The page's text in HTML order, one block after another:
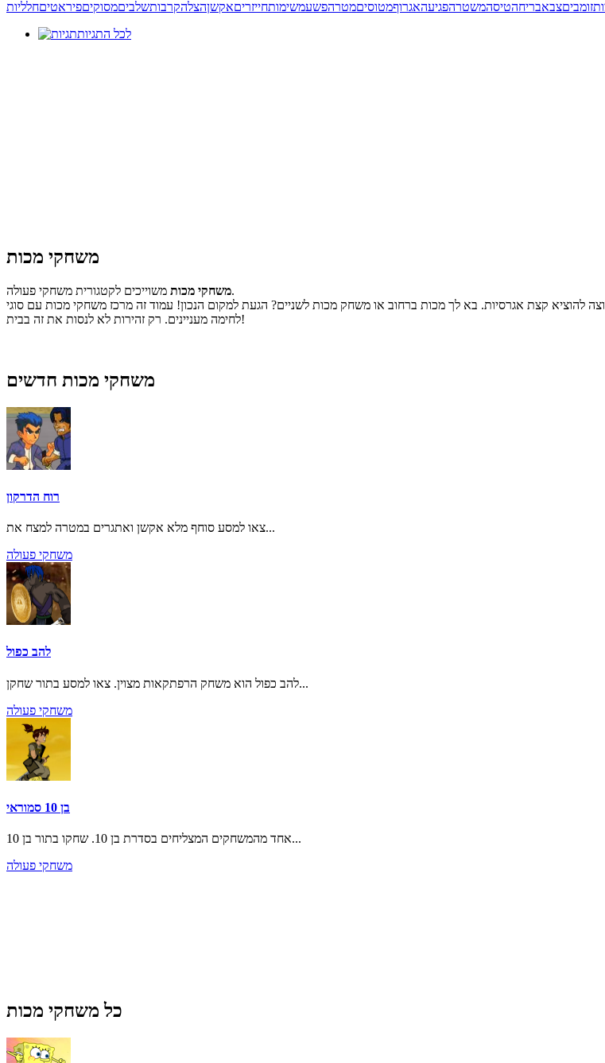
זומביםצבאבריחהטיסהמשטרהפגיעהאגרוףמטוסיםמטרהפשעמשימותחייזריםאקשןהצלהקרבותשלביםמסוקיםפיראטיםחלליות
לכל התגיות
משחקי מכות
משחקי מכותמשוייכים לקטגורית משחקי פעולה.
להוציא קצת אגרסיות. בא לך מכות ברחוב או משחק מכות לשניים? הגעת למקום הנכון! עמוד זה מרכז משחקי מכות עם סוגי
לחימה מעניינים. רק זהירות לא לנסות את זה בבית!
משחקי מכות חדשים
רוח הדרקון
צאו למסע סוחף מלא אקשן ואתגרים במטרה למצח את...
משחקי פעולה
להב כפול
להב כפול הוא משחק הרפתקאות מצוין. צאו למסע בתור שחקן...
משחקי פעולה
בן 10 סמוראי
אחד מהמשחקים המצליחים בסדרת בן 10. שחקו בתור בן 10...
משחקי פעולה
כל משחקי מכות